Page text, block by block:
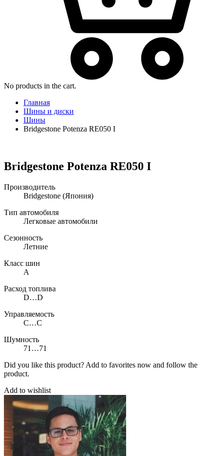
No products in the cart.
Главная
Шины и диски
Шины
Bridgestone Potenza RE050 I
Bridgestone Potenza RE050 I
Производитель
Bridgestone (Япония)
Тип автомобиля
Легковые автомобили
Сезонность
Летние
Класс шин
A
Расход топлива
D…D
Управляемость
C…C
Шумность
71…71
Did you like this product? Add to favorites now and follow the
product.
Add to wishlist